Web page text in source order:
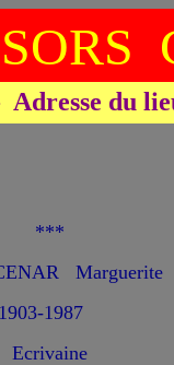
du
***
Marguerite
1903-1987
Ecrivaine